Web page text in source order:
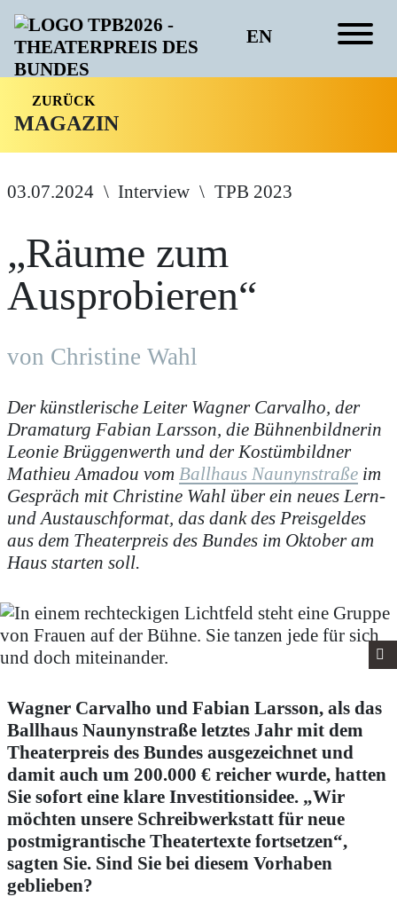
EN
ZURÜCK
MAGAZIN
03.07.2024 Interview TPB 2023
„Räume zum
Ausprobieren“
von Christine Wahl
Der künstlerische Leiter Wagner Carvalho, der
Dramaturg Fabian Larsson, die Bühnenbildnerin
Leonie Brüggenwerth und der Kostümbildner
Mathieu Amadou vom Ballhaus Naunynstraße im
Gespräch mit Christine Wahl über ein neues Lern-
und Austauschformat, das dank des Preisgeldes
aus dem Theaterpreis des Bundes im Oktober am
Haus starten soll.
Wagner Carvalho und Fabian Larsson, als das
Ballhaus Naunynstraße letztes Jahr mit dem
Theaterpreis des Bundes ausgezeichnet und
damit auch um 200.000 € reicher wurde, hatten
Sie sofort eine klare Investitionsidee. „Wir
möchten unsere Schreibwerkstatt für neue
postmigrantische Theatertexte fortsetzen“,
sagten Sie. Sind Sie bei diesem Vorhaben
geblieben?